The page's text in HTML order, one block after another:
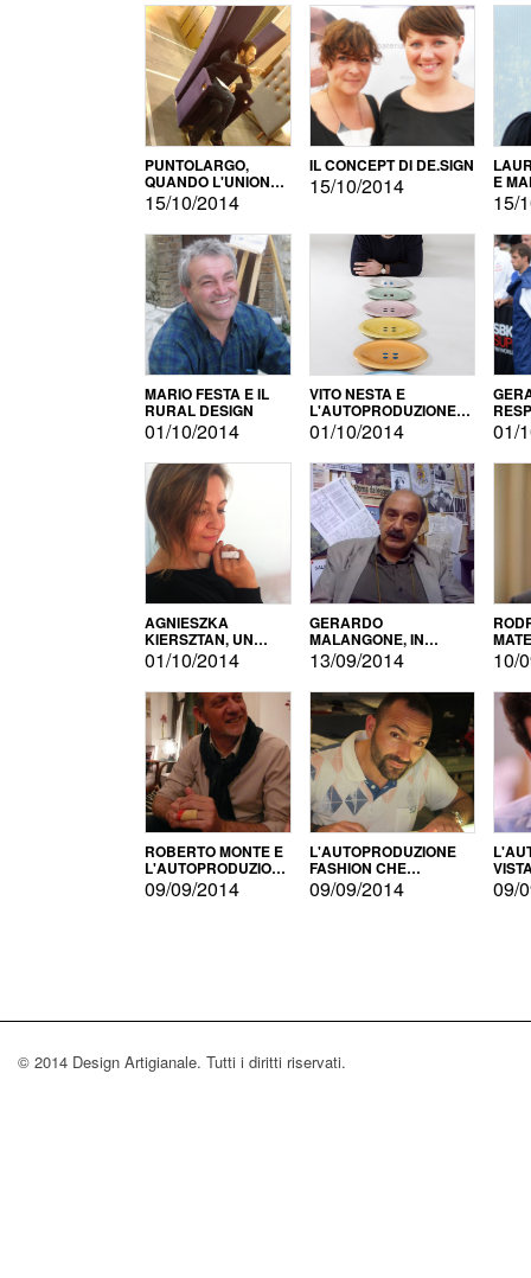
PUNTOLARGO,
QUANDO L'UNIONE
FA LA FORZA E
VINCE
15/10/2014
IL CONCEPT DI DE.SIGN
15/10/2014 E
15/
MARIO FESTA E IL
RURAL DESIGN
01/10/2014
VITO NESTA E
L'AUTOPRODUZIONE
COME RECUPERO DEI
SIMBOLI
01/10/2014 01/
AGNIESZKA
KIERSZTAN, UN
MODELLO DI
AUTOPRODUZIONE
01/10/2014
GERARDO
MALANGONE, IN
GIURIA PER IL
CONCORSO
LETTERARIO
13/09/2014 10/
ROBERTO MONTE E
L'AUTOPRODUZIONE
CON IL CENSIMENTO
09/09/2014
L'AUTOPRODUZIONE
FASHION CHE
CONQUISTA GLI USA
09/09/2014 09/
© 2014 Design Artigianale. Tutti i diritti riservati.